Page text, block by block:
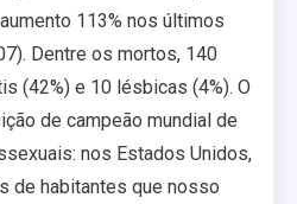
113% nos últimos
Dentre os mortos, 140
(42%) e 10 lésbicas (4%). O
de campeão mundial de
nos Estados Unidos,
de habitantes que nosso